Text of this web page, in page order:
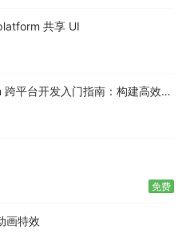
共享 UI
平台开发入门指南：构建高效的
免费
画特效